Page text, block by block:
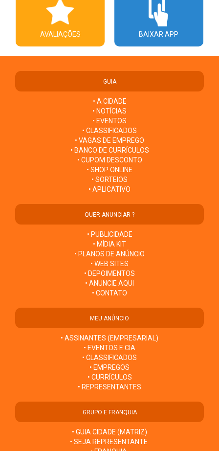
AVALIAÇÕES BAIXAR APP
GUIA
• A CIDADE
• NOTÍCIAS
• EVENTOS
• CLASSIFICADOS
• VAGAS DE EMPREGO
• BANCO DE CURRÍCULOS
• CUPOM DESCONTO
• SHOP ONLINE
• SORTEIOS
• APLICATIVO
QUER ANUNCIAR ?
• PUBLICIDADE
• MÍDIA KIT
• PLANOS DE ANÚNCIO
• WEB SITES
• DEPOIMENTOS
• ANUNCIE AQUI
• CONTATO
MEU ANÚNCIO
• ASSINANTES (EMPRESARIAL)
• EVENTOS E CIA
• CLASSIFICADOS
• EMPREGOS
• CURRÍCULOS
• REPRESENTANTES
GRUPO E FRANQUIA
• GUIA CIDADE (MATRIZ)
• SEJA REPRESENTANTE